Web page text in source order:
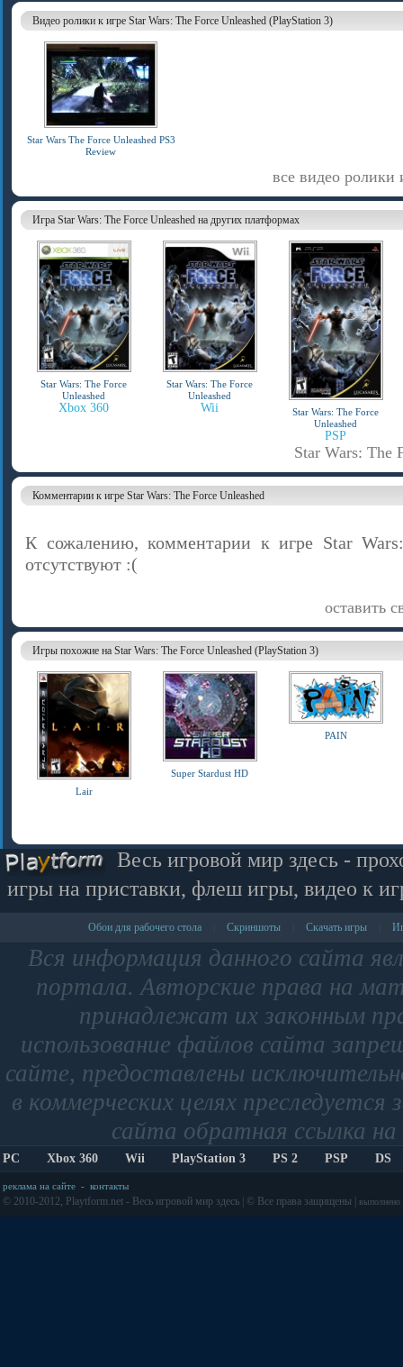
Видео ролики к игре Star Wars: The Force Unleashed (PlayStation 3)
Star Wars The Force Unleashed PS3
Review
все видео ролики
Игра Star Wars: The Force Unleashed на других платформах
Star Wars: The Force
Unleashed
Xbox 360
Star Wars: The Force
Unleashed
Wii
Star Wars: The Force
Unleashed
PSP
Star Wars: The
Комментарии к игре Star Wars: The Force Unleashed
К сожалению, комментарии к игре Star
отсутствуют :(
оставить
Игры похожие на Star Wars: The Force Unleashed (PlayStation 3)
Lair
Super Stardust HD
PAIN
Весь игровой мир здесь -
игры на приставки, флеш игры, видео к
Обои для рабочего стола Скриншоты Скачать игры
Вся информация данного сайта
портала. Авторские права на
принадлежат их законным
использование файлов сайта
сайте, предоставлены
в коммерческих целях
сайта обратная ссылка
PC Xbox 360 Wii PlayStation 3 PS 2 PSP DS
реклама на сайте - контакты
© 2010-2012, Playtform.net - Весь игровой мир здесь | © Все права защищены | выполнено